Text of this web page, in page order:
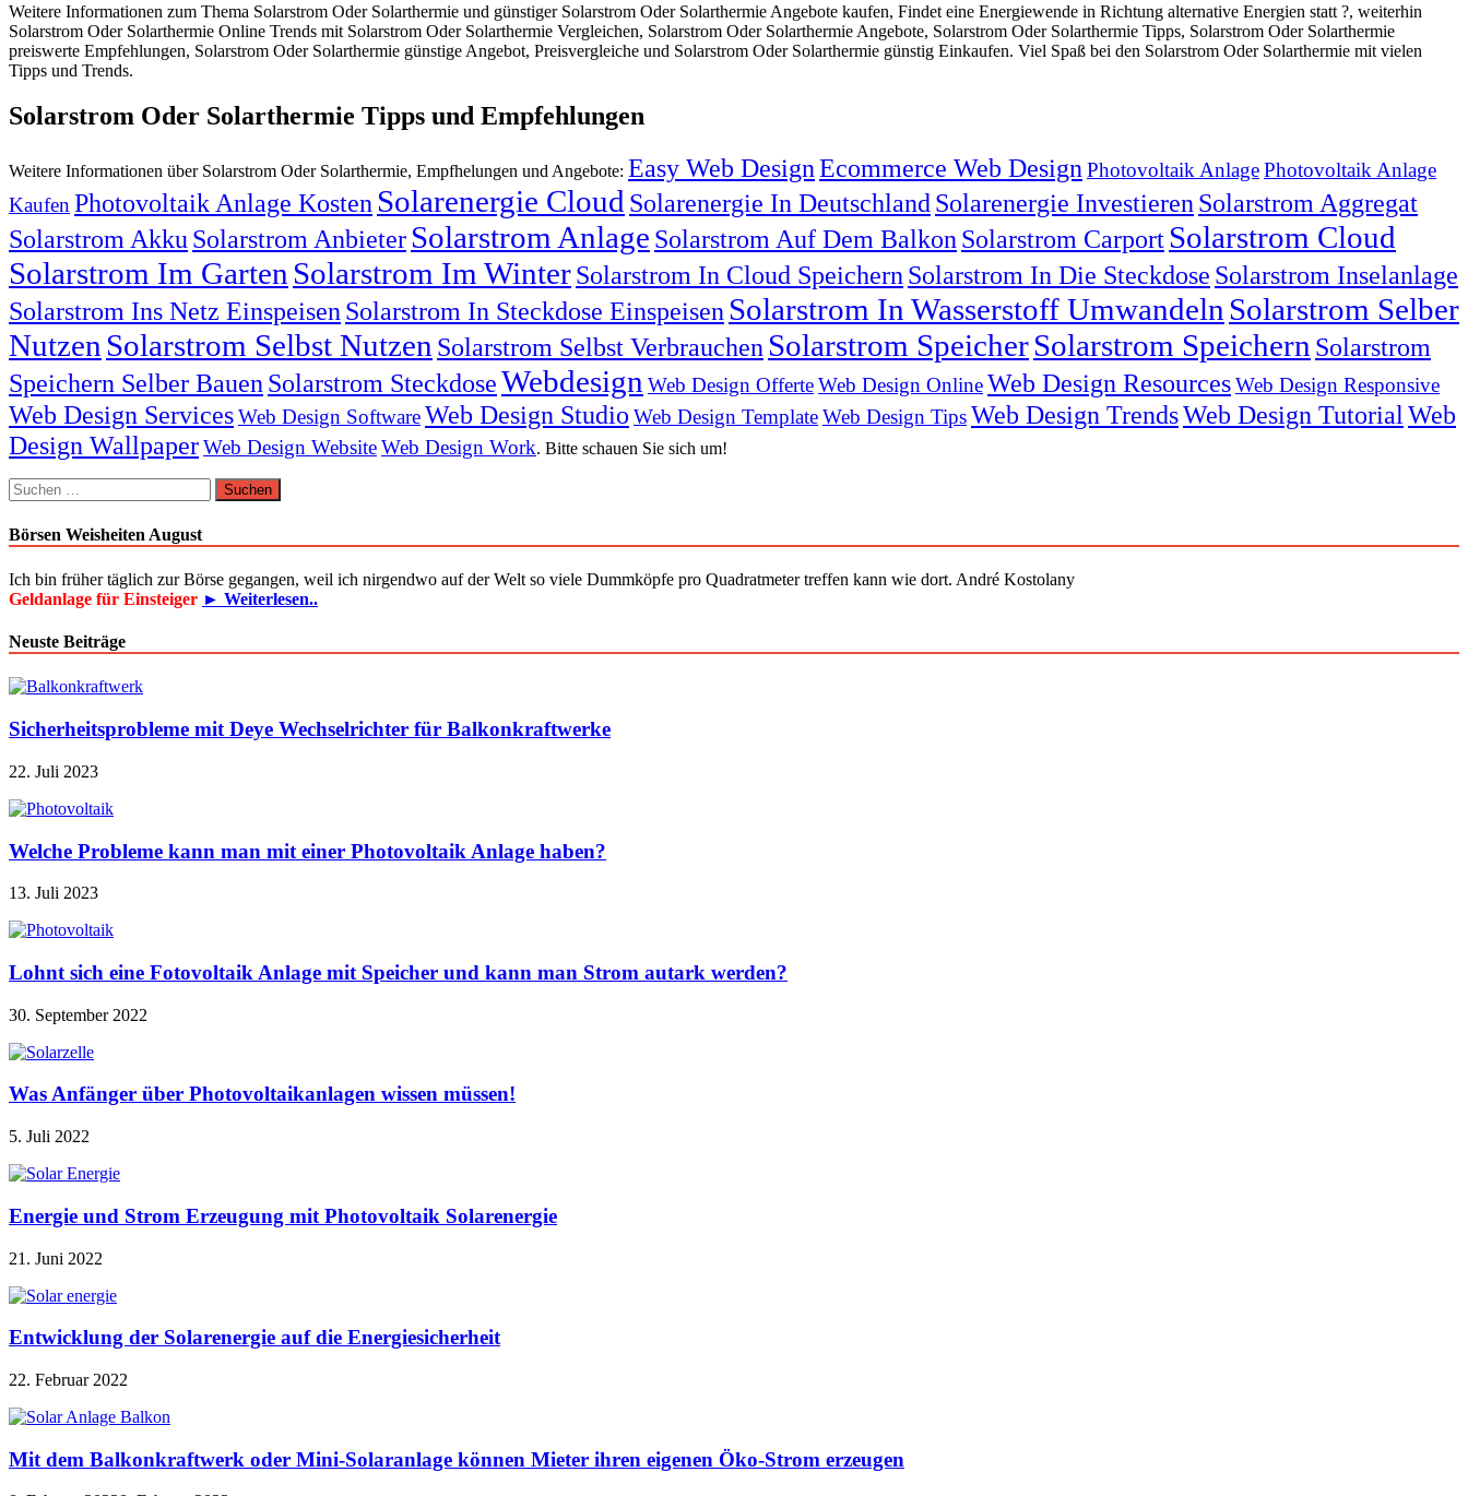
Weitere Informationen zum Thema Solarstrom Oder Solarthermie und günstiger Solarstrom Oder Solarthermie Angebote kaufen, Findet eine Energiewende in Richtung alternative Energien statt ?, weiterhin
Solarstrom Oder Solarthermie Online Trends mit Solarstrom Oder Solarthermie Vergleichen, Solarstrom Oder Solarthermie Angebote, Solarstrom Oder Solarthermie Tipps, Solarstrom Oder Solarthermie
preiswerte Empfehlungen, Solarstrom Oder Solarthermie günstige Angebot, Preisvergleiche und Solarstrom Oder Solarthermie günstig Einkaufen. Viel Spaß bei den Solarstrom Oder Solarthermie mit vielen
Tipps und Trends.
Solarstrom Oder Solarthermie Tipps und Empfehlungen
Weitere Informationen über Solarstrom Oder Solarthermie, Empfhelungen und Angebote: Easy Web DesignEcommerce Web Design Photovoltaik AnlagePhotovoltaik Anlage
KaufenPhotovoltaik Anlage Kosten Solarenergie Cloud Solarenergie In Deutschland Solarenergie Investieren Solarstrom Aggregat
Solarstrom Akku Solarstrom Anbieter Solarstrom Anlage Solarstrom Auf Dem Balkon Solarstrom Carport Solarstrom Cloud
Solarstrom Im Garten Solarstrom Im WinterSolarstrom In Cloud Speichern Solarstrom In Die Steckdose Solarstrom Inselanlage
Solarstrom Ins Netz Einspeisen Solarstrom In Steckdose Einspeisen Solarstrom In Wasserstoff Umwandeln Solarstrom Selber
Nutzen Solarstrom Selbst Nutzen Solarstrom Selbst Verbrauchen Solarstrom SpeicherSolarstrom Speichern Solarstrom
Speichern Selber Bauen Solarstrom SteckdoseWebdesign Web Design OfferteWeb Design OnlineWeb Design ResourcesWeb Design Responsive
Web Design ServicesWeb Design SoftwareWeb Design Studio Web Design TemplateWeb Design TipsWeb Design TrendsWeb Design Tutorial Web
Design WallpaperWeb Design WebsiteWeb Design Work. Bitte schauen Sie sich um!
Suchen
nach:
Börsen Weisheiten August
Ich bin früher täglich zur Börse gegangen, weil ich nirgendwo auf der Welt so viele Dummköpfe pro Quadrat­meter treffen kann wie dort. André Kostolany
Geldanlage für Einsteiger ► Weiterlesen..
Neuste Beiträge
Sicherheitsprobleme mit Deye Wechselrichter für Balkonkraftwerke
22. Juli 2023
Welche Probleme kann man mit einer Photovoltaik Anlage haben?
13. Juli 2023
Lohnt sich eine Fotovoltaik Anlage mit Speicher und kann man Strom autark werden?
30. September 2022
Was Anfänger über Photovoltaikanlagen wissen müssen!
5. Juli 2022
Energie und Strom Erzeugung mit Photovoltaik Solarenergie
21. Juni 2022
Entwicklung der Solarenergie auf die Energiesicherheit
22. Februar 2022
Mit dem Balkonkraftwerk oder Mini-Solaranlage können Mieter ihren eigenen Öko-Strom erzeugen